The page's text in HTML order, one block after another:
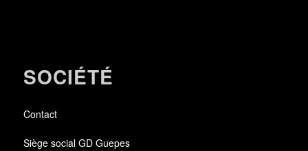
SOCIÉTÉ
Contact
Siège social GD Guepes